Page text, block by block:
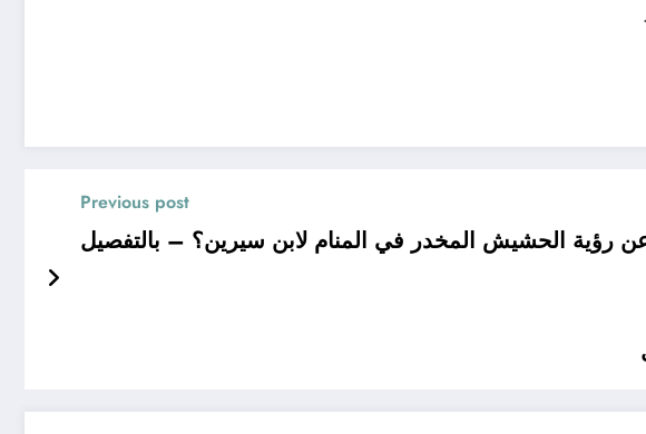
Previous post